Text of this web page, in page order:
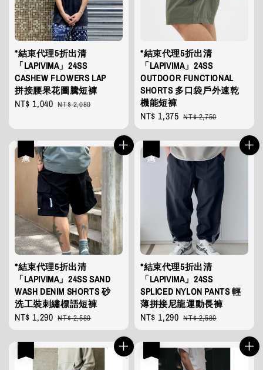
*結束代理5折出清
「LAPIVIMA」24SS
CASHEW FLOWERS LAP
拼接腰果花圖騰短褲
Sale
NT$ 1,040 Regular
NT$ 2,080
*結束代理5折出清
「LAPIVIMA」24SS
OUTDOOR FUNCTIONAL
SHORTS 多口袋戶外速乾
機能短褲
Sale
price
NT$ 1,375 Regular
price
NT$ 2,750
*結束代理5折出清
「LAPIVIMA」24SS SAND
WASH DENIM SHORTS 砂
洗工裝刺繡標語短褲
Sale
price
NT$ 1,290 Regular
price
NT$ 2,580
*結束代理5折出清
「LAPIVIMA」24SS
SPLICED NYLON PANTS 輕
薄拼接尼龍運動長褲
Sale
price
NT$ 1,290 Regular
price
NT$ 2,580